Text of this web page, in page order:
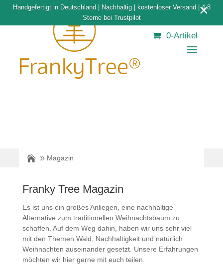
Handgefertigt in Deutschland | Nachhaltig | kostenloser Versand | 4,8
Sterne bei Trustpilot
×
0-Artikel
Magazin
Franky Tree Magazin
Es ist uns ein großes Anliegen, eine nachhaltige
Alternative zum traditionellen Weihnachtsbaum zu
schaffen. Auf dem Weg dahin, haben wir uns sehr viel
mit den Themen Wald, Nachhaltigkeit und natürlich
Weihnachten auseinander gesetzt. Unsere Erfahrungen
möchten wir hier gerne mit euch teilen.